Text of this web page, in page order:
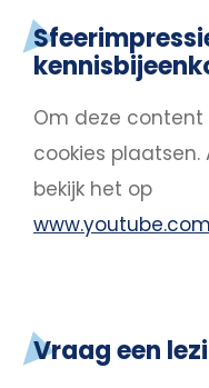
Om deze
cookies plaatsen.
bekijk het op
Vraag een